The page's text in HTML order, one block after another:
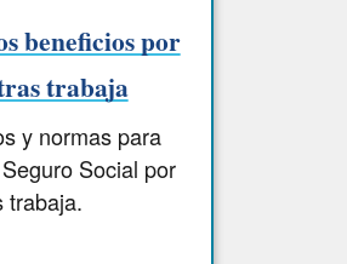
beneficios por
trabaja
y normas para
Social por
trabaja.